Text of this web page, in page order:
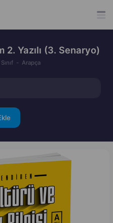
2. Yazılı (3. Senaryo)
Arapça